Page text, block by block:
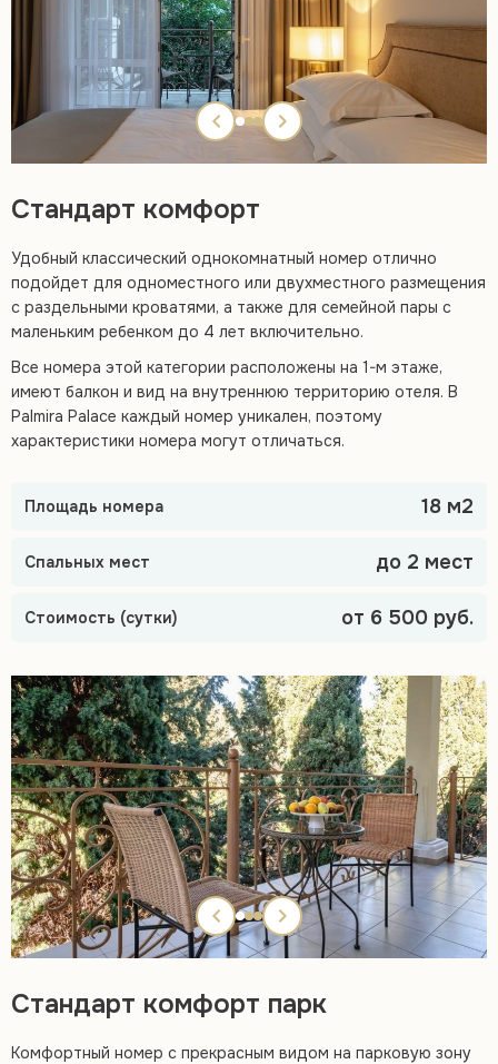
Стандарт комфорт
Удобный классический однокомнатный номер отлично
подойдет для одноместного или двухместного размещения
с раздельными кроватями, а также для семейной пары с
маленьким ребенком до 4 лет включительно.
Все номера этой категории расположены на 1-м этаже,
имеют балкон и вид на внутреннюю территорию отеля. В
Palmira Palace каждый номер уникален, поэтому
характеристики номера могут отличаться.
Площадь номера 18 м2
Спальных мест до 2 мест
Стоимость (сутки) от 6 500 руб.
Стандарт комфорт парк
Комфортный номер с прекрасным видом на парковую зону